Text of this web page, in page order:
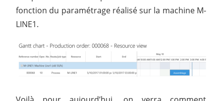
fonction du paramétrage réalisé sur la machine M-
LINE1.